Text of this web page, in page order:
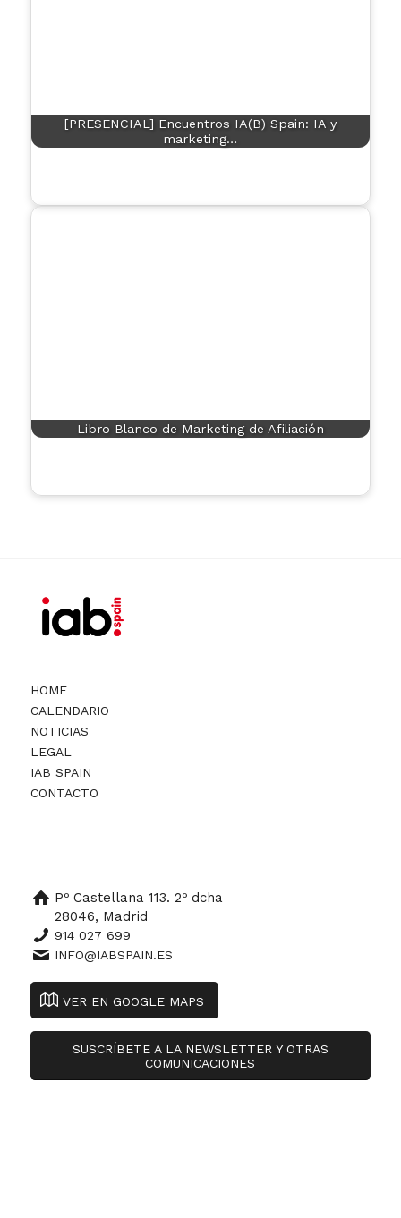
[PRESENCIAL] Encuentros IA(B) Spain: IA y
marketing…
Libro Blanco de Marketing de Afiliación
HOME
CALENDARIO
NOTICIAS
LEGAL
IAB SPAIN
CONTACTO
Pº Castellana 113. 2º dcha
28046, Madrid
914 027 699
INFO@IABSPAIN.ES
VER EN GOOGLE MAPS
SUSCRÍBETE A LA NEWSLETTER Y OTRAS
COMUNICACIONES